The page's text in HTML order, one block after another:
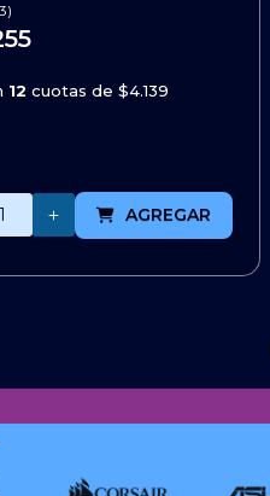
)
12 cuotas de$4.139
AGREGAR